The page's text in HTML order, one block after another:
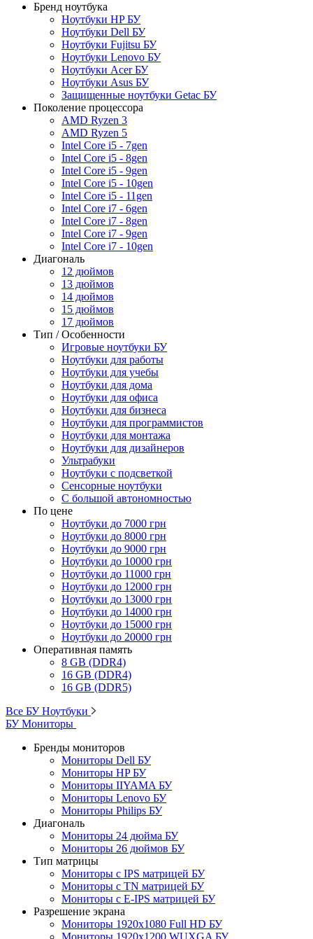
Бренд ноутбука
Ноутбуки HP БУ
Ноутбуки Dell БУ
Ноутбуки Fujitsu БУ
Ноутбуки Lenovo БУ
Ноутбуки Acer БУ
Ноутбуки Asus БУ
Защищенные ноутбуки Getac БУ
Поколение процессора
AMD Ryzen 3
AMD Ryzen 5
Intel Core i5 - 7gen
Intel Core i5 - 8gen
Intel Core i5 - 9gen
Intel Core i5 - 10gen
Intel Core i5 - 11gen
Intel Core i7 - 6gen
Intel Core i7 - 8gen
Intel Core i7 - 9gen
Intel Core i7 - 10gen
Диагональ
12 дюймов
13 дюймов
14 дюймов
15 дюймов
17 дюймов
Тип / Особенности
Игровые ноутбуки БУ
Ноутбуки для работы
Ноутбуки для учебы
Ноутбуки для дома
Ноутбуки для офиса
Ноутбуки для бизнеса
Ноутбуки для программистов
Ноутбуки для монтажа
Ноутбуки для дизайнеров
Ультрабуки
Ноутбуки с подсветкой
Сенсорные ноутбуки
С большой автономностью
По цене
Ноутбуки до 7000 грн
Ноутбуки до 8000 грн
Ноутбуки до 9000 грн
Ноутбуки до 10000 грн
Ноутбуки до 11000 грн
Ноутбуки до 12000 грн
Ноутбуки до 13000 грн
Ноутбуки до 14000 грн
Ноутбуки до 15000 грн
Ноутбуки до 20000 грн
Оперативная память
8 GB (DDR4)
16 GB (DDR4)
16 GB (DDR5)
Все БУ Ноутбуки
БУ Мониторы
Бренды мониторов
Мониторы Dell БУ
Мониторы HP БУ
Мониторы IIYAMA БУ
Мониторы Lenovo БУ
Мониторы Philips БУ
Диагональ
Мониторы 24 дюйма БУ
Мониторы 26 дюймов БУ
Тип матрицы
Мониторы с IPS матрицей БУ
Мониторы с TN матрицей БУ
Мониторы с E-IPS матрицей БУ
Разрешение экрана
Мониторы 1920x1080 Full HD БУ
Мониторы 1920x1200 WUXGA БУ